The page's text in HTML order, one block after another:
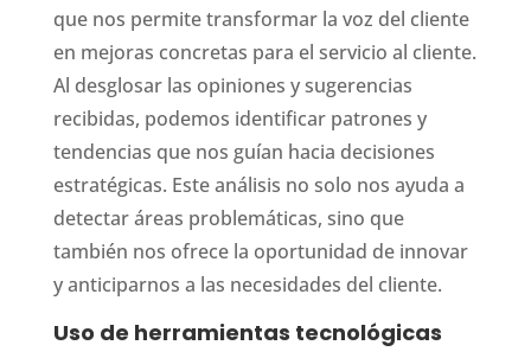
que nos permite transformar la voz del cliente
en mejoras concretas para el servicio al cliente.
Al desglosar las opiniones y sugerencias
recibidas, podemos identificar patrones y
tendencias que nos guían hacia decisiones
estratégicas. Este análisis no solo nos ayuda a
detectar áreas problemáticas, sino que
también nos ofrece la oportunidad de innovar
y anticiparnos a las necesidades del cliente.
Uso de herramientas tecnológicas